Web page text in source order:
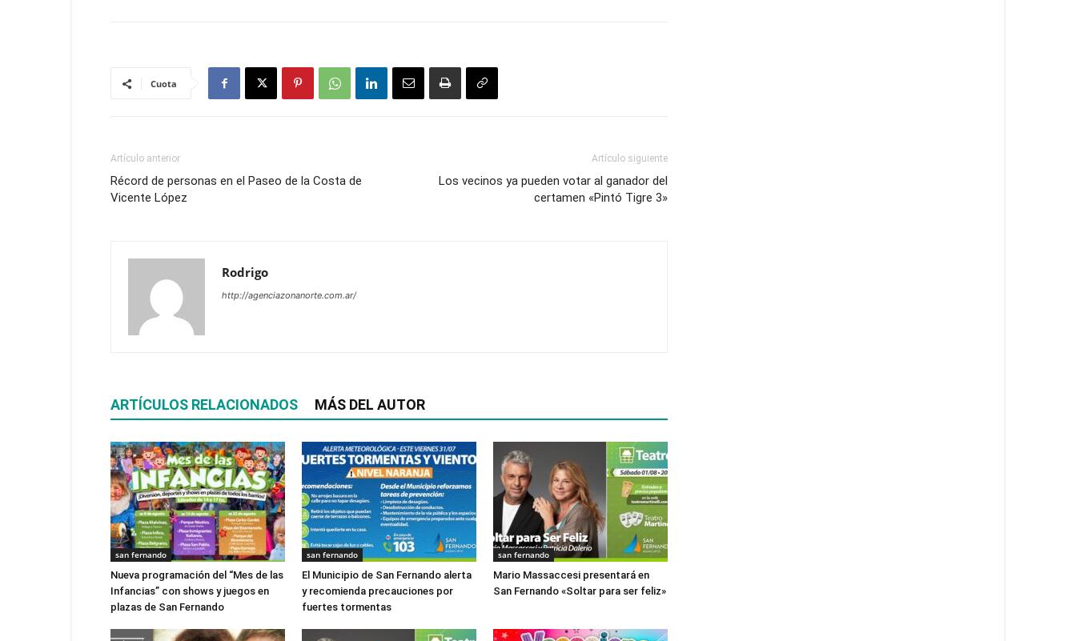
Cuota
Artículo anterior
Récord de personas en el Paseo de la Costa de
Vicente López
Artículo siguiente
Los vecinos ya pueden votar al ganador del
certamen «Pintó Tigre 3»
Rodrigo
http://agenciazonanorte.com.ar/
ARTÍCULOS RELACIONADOS MÁS DEL AUTOR
san fernando
Nueva programación del “Mes de las
Infancias” con shows y juegos en
plazas de San Fernando
san fernando
El Municipio de San Fernando alerta
y recomienda precauciones por
fuertes tormentas
san fernando
Mario Massaccesi presentará en
San Fernando «Soltar para ser feliz»